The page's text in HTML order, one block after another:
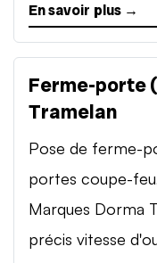
En savoir plus →
Ferme-porte
Tramelan
Pose de ferme-
portes coupe-
Marques Dorma
précis vitesse